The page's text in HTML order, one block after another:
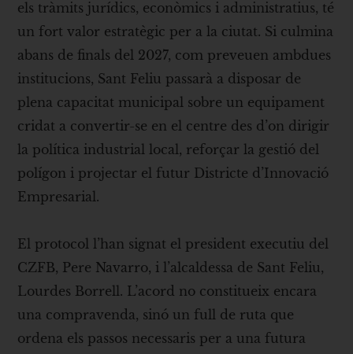
els tràmits jurídics, econòmics i administratius, té
un fort valor estratègic per a la ciutat. Si culmina
abans de finals del 2027, com preveuen ambdues
institucions, Sant Feliu passarà a disposar de
plena capacitat municipal sobre un equipament
cridat a convertir-se en el centre des d’on dirigir
la política industrial local, reforçar la gestió del
polígon i projectar el futur Districte d’Innovació
Empresarial.
El protocol l’han signat el president executiu del
CZFB, Pere Navarro, i l’alcaldessa de Sant Feliu,
Lourdes Borrell. L’acord no constitueix encara
una compravenda, sinó un full de ruta que
ordena els passos necessaris per a una futura